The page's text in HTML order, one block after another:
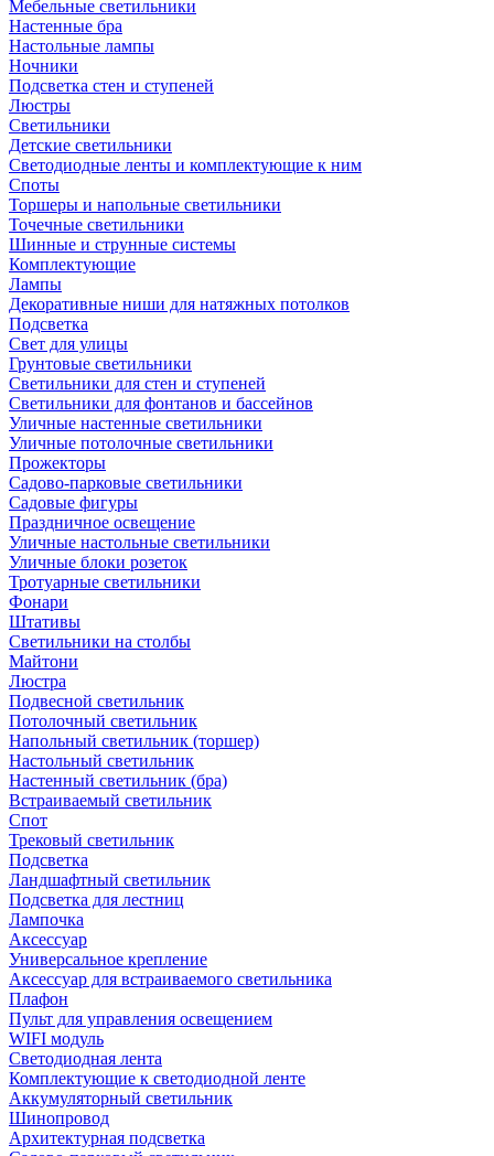
Мебельные светильники
Настенные бра
Настольные лампы
Ночники
Подсветка стен и ступеней
Люстры
Светильники
Детские светильники
Светодиодные ленты и комплектующие к ним
Споты
Торшеры и напольные светильники
Точечные светильники
Шинные и струнные системы
Комплектующие
Лампы
Декоративные ниши для натяжных потолков
Подсветка
Свет для улицы
Грунтовые светильники
Светильники для стен и ступеней
Светильники для фонтанов и бассейнов
Уличные настенные светильники
Уличные потолочные светильники
Прожекторы
Садово-парковые светильники
Садовые фигуры
Праздничное освещение
Уличные настольные светильники
Уличные блоки розеток
Тротуарные светильники
Фонари
Штативы
Светильники на столбы
Майтони
Люстра
Подвесной светильник
Потолочный светильник
Напольный светильник (торшер)
Настольный светильник
Настенный светильник (бра)
Встраиваемый светильник
Спот
Трековый светильник
Подсветка
Ландшафтный светильник
Подсветка для лестниц
Лампочка
Аксессуар
Универсальное крепление
Аксессуар для встраиваемого светильника
Плафон
Пульт для управления освещением
WIFI модуль
Светодиодная лента
Комплектующие к светодиодной ленте
Аккумуляторный светильник
Шинопровод
Архитектурная подсветка